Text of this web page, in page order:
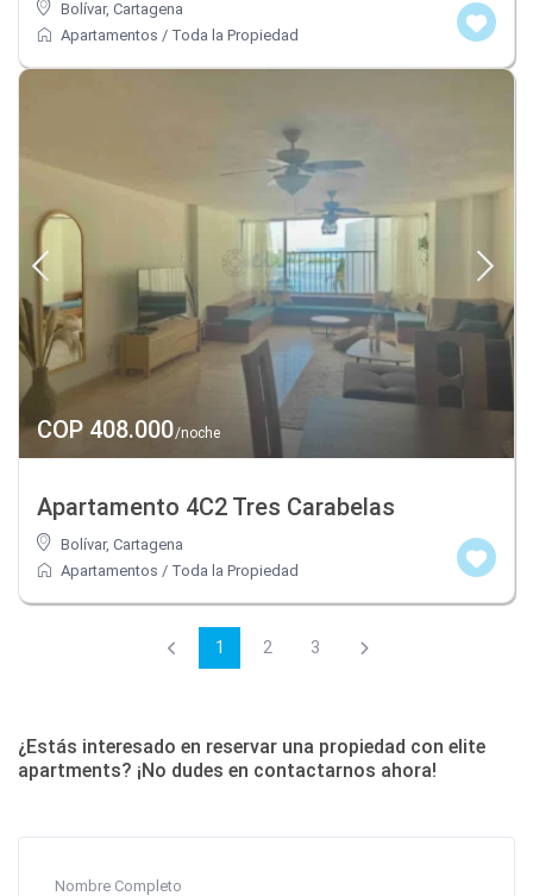
Bolívar,Cartagena
Apartamentos / Toda la Propiedad
COP 408.000/noche
Apartamento 4C2 Tres Carabelas
Bolívar,Cartagena
Apartamentos / Toda la Propiedad
1 2 3
¿Estás interesado en reservar una propiedad con elite
apartments? ¡No dudes en contactarnos ahora!
Nombre Completo